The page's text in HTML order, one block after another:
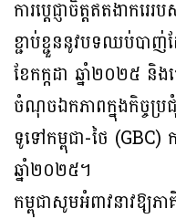
ការប្តេជ្ញាចិត្តឥតងាករ
ខ្ជាប់ខ្ជួននូវបទឈប់បា
ខែកក្កដា ឆ្នាំ២០២៥
ចំណុចឯកភាពក្នុងកិច្ចប្រ
ទូទៅកម្ពុជា-ថៃ
ឆ្នាំ២០២៥។
កម្ពុជាសូមអំពាវនាវឱ្យភ